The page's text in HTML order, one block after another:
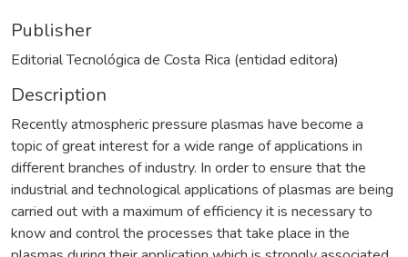
Publisher
Editorial Tecnológica de Costa Rica (entidad editora)
Description
Recently atmospheric pressure plasmas have become a
topic of great interest for a wide range of applications in
different branches of industry. In order to ensure that the
industrial and technological applications of plasmas are being
carried out with a maximum of efficiency it is necessary to
know and control the processes that take place in the